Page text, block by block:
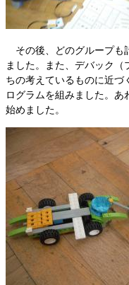
その後、どのグループも
ました。また、デバック
ちの考えているものに近づ
ログラムを組みました。
始めました。